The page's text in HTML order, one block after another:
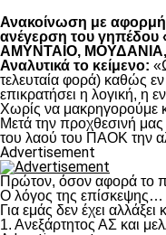
Ανακοίνωση με αφορμή
ανέγερση του
ΑΜΥΝΤΑΙΟ, ΜΟΥΔΑΝΙΑ,
Αναλυτικά το κείμενο:
τελευταία φορά) καθώς
επικρατήσει η λογική, η
Χωρίς να μακρηγορούμε
Μετά την προχθεσινή
του λαού του ΠΑΟΚ την
Advertisement
Πρώτον, όσον αφορά το
Ο λόγος της επίσκεψης…
Για εμάς δεν έχει
1. Ανεξάρτητος ΑΣ και